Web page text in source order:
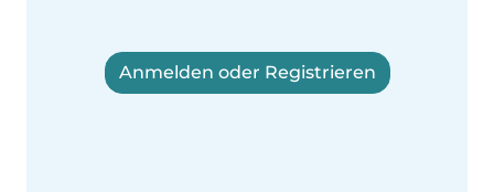
Anmelden oder Registrieren